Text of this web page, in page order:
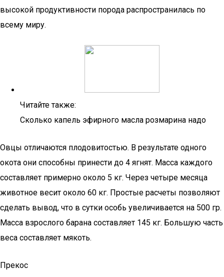
высокой продуктивности порода распространилась по
всему миру.
Читайте также:
Сколько капель эфирного масла розмарина надо
Овцы отличаются плодовитостью. В результате одного
окота они способны принести до 4 ягнят. Масса каждого
составляет примерно около 5 кг. Через четыре месяца
животное весит около 60 кг. Простые расчеты позволяют
сделать вывод, что в сутки особь увеличивается на 500 гр.
Масса взрослого барана составляет 145 кг. Большую часть
веса составляет мякоть.
Прекос